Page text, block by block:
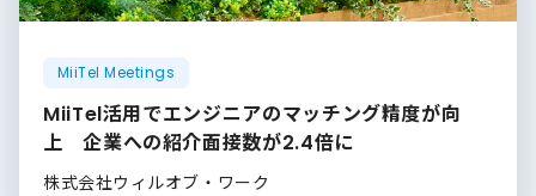
MiiTel Meetings
MiiTel活用でエンジニアのマッチング精度が向
上 企業への紹介面接数が2.4倍に
株式会社ウィルオブ・ワーク